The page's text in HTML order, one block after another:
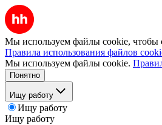
Мы используем файлы cookie, чтобы
Правила использования файлов
Мы используем файлы cookie.
Понятно
Ищу работу
Ищу работу
Ищу работу